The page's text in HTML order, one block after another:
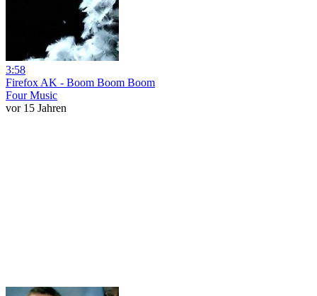
3:58
Firefox AK - Boom Boom Boom
Four Music
vor 15 Jahren